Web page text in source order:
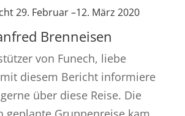
29. Februar –12. März 2020
Brenneisen
von Funech, liebe
diesem Bericht informiere
über diese Reise. Die